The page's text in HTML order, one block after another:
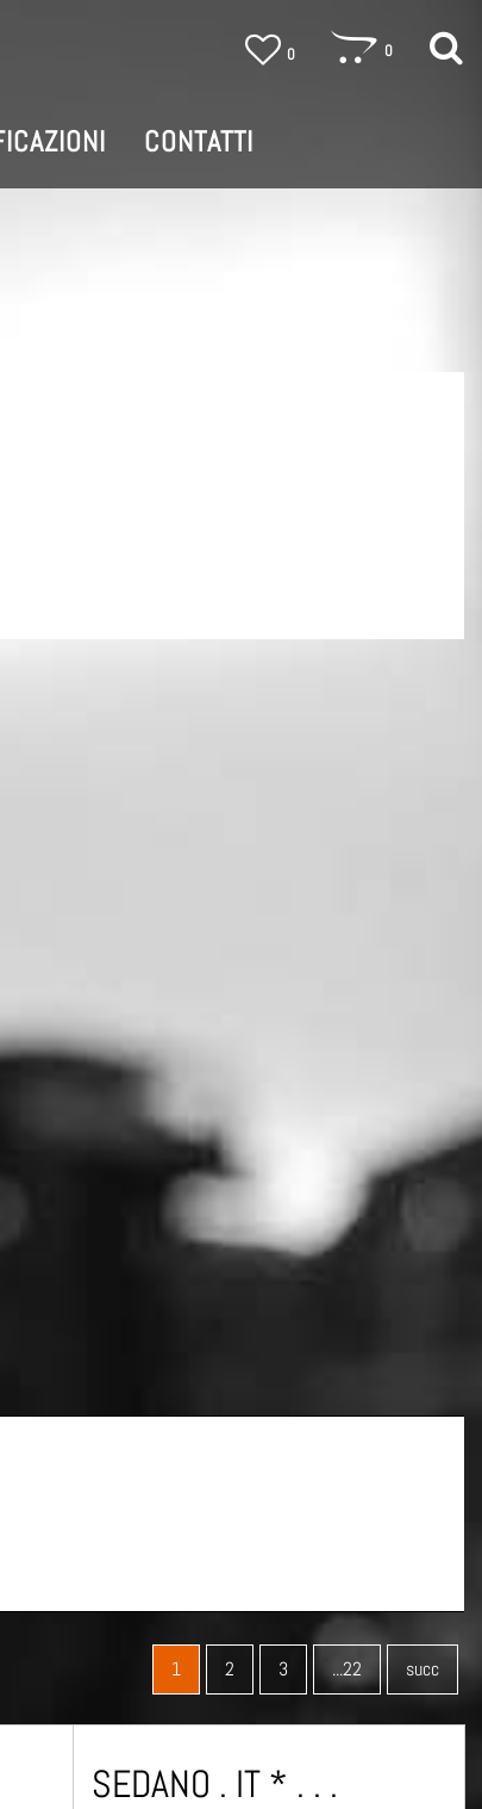
0 0
CONTATTI
1 2 3 ...22 succ
SEDANO . IT * . . .